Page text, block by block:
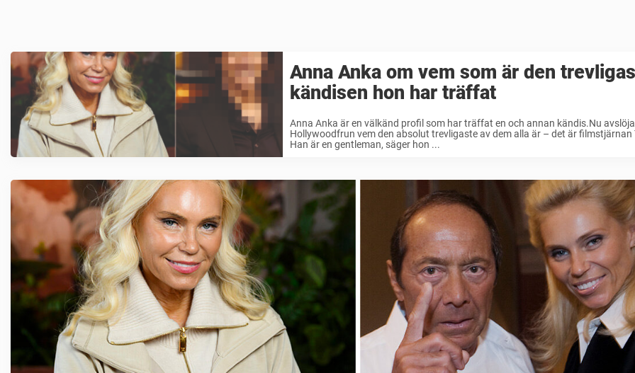
Anna Anka om vem som är den
kändisen hon har träffat
Anna Anka är en välkänd profil som har träffat en och annan kändis.Nu
Hollywoodfrun vem den absolut trevligaste av dem alla är – det är filmstjärnan
Han är en gentleman, säger hon ...